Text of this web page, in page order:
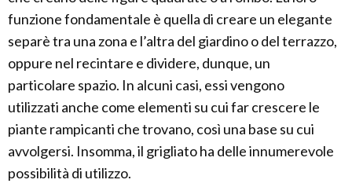
funzione fondamentale è quella di creare un elegante
separè tra una zona e l’altra del giardino o del terrazzo,
oppure nel recintare e dividere, dunque, un
particolare spazio. In alcuni casi, essi vengono
utilizzati anche come elementi su cui far crescere le
piante rampicanti che trovano, così una base su cui
avvolgersi. Insomma, il grigliato ha delle innumerevole
possibilità di utilizzo.